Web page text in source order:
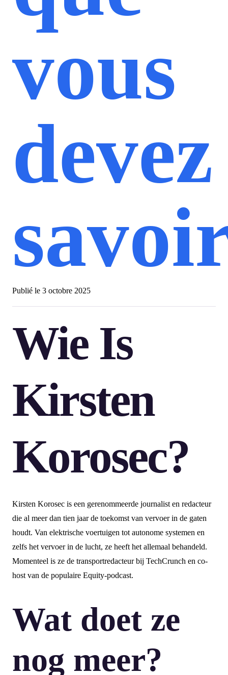
vous
devez
Publié le 3 octobre 2025
Wie Is
Kirsten
Korosec?
Kirsten Korosec is een gerenommeerde journalist en redacteur
die al meer dan tien jaar de toekomst van vervoer in de gaten
houdt. Van elektrische voertuigen tot autonome systemen en
zelfs het vervoer in de lucht, ze heeft het allemaal behandeld.
Momenteel is ze de transportredacteur bij TechCrunch en co-
host van de populaire Equity-podcast.
Wat doet ze
nog meer?